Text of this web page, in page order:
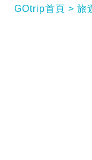
GOtrip首頁 旅